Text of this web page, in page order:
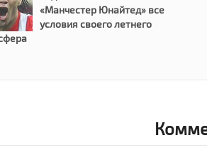
«Манчестер Юнайтед» все
условия своего летнего